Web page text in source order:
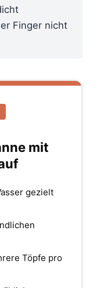
Finger nicht
mit
gezielt
Töpfe pro